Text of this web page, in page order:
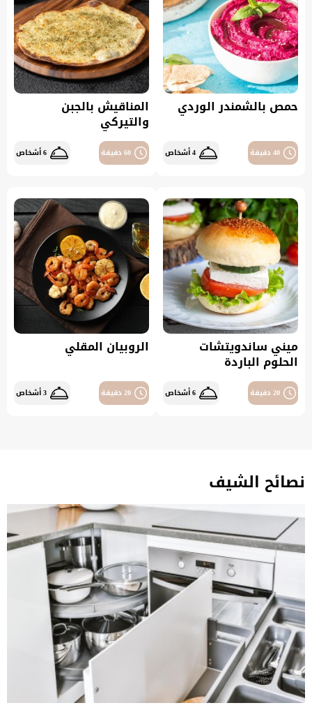
حمص بالشمندر الوردي
40 دقيقة 4 أشخاص
المناقيش بالجبن
والتيركي
60 دقيقة 6 أشخاص
ميني ساندويتشات
الحلوم الباردة
20 دقيقة 6 أشخاص
الروبيان المقلي
20 دقيقة 3 أشخاص
نصائح الشيف